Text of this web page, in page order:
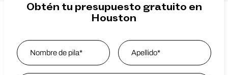
Obtén tu presupuesto gratuito en
Houston
Name